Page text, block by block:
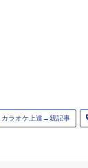
カラオケ上達→親記事